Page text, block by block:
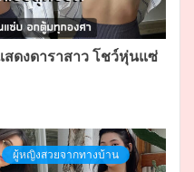
สดงดาราสาว โชว์หุ่นแซ่
ผู้หญิงสวยจากทางบ้าน